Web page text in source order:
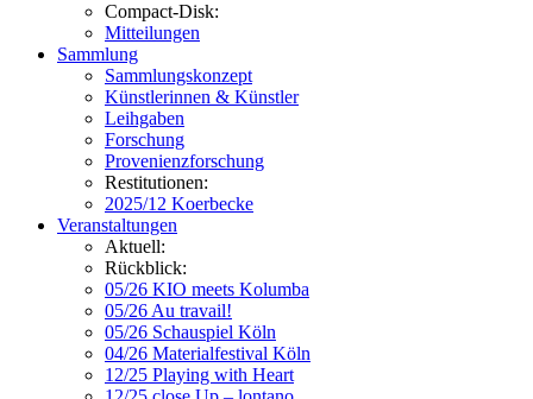
Compact-Disk:
Mitteilungen
Sammlung
Sammlungskonzept
Künstlerinnen & Künstler
Leihgaben
Forschung
Provenienzforschung
Restitutionen:
2025/12 Koerbecke
Veranstaltungen
Aktuell:
Rückblick:
05/26 KIO meets Kolumba
05/26 Au travail!
05/26 Schauspiel Köln
04/26 Materialfestival Köln
12/25 Playing with Heart